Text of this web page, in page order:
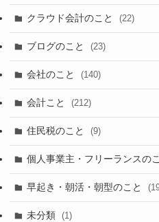
クラウド会計のこと (22)
ブログのこと (23)
会社のこと (140)
会計こと (212)
住民税のこと (9)
個人事業主・フリーランスの
早起き・朝活・朝型のこと
未分類 (1)